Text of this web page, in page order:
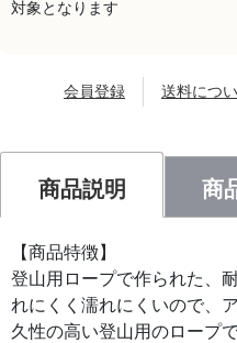
対象となります
会員登録 送料につ
商品説明 商
【商品特徴】
登山用ロープで作られた、
れにくく濡れにくいので、
久性の高い登山用のロープ